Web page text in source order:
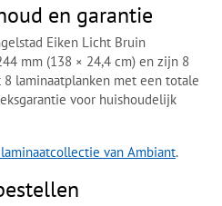
en garantie
Eiken Licht Bruin
mm (138 × 24,4 cm) en zijn 8
8 laminaatplanken met een totale
voor huishoudelijk
van Ambiant.